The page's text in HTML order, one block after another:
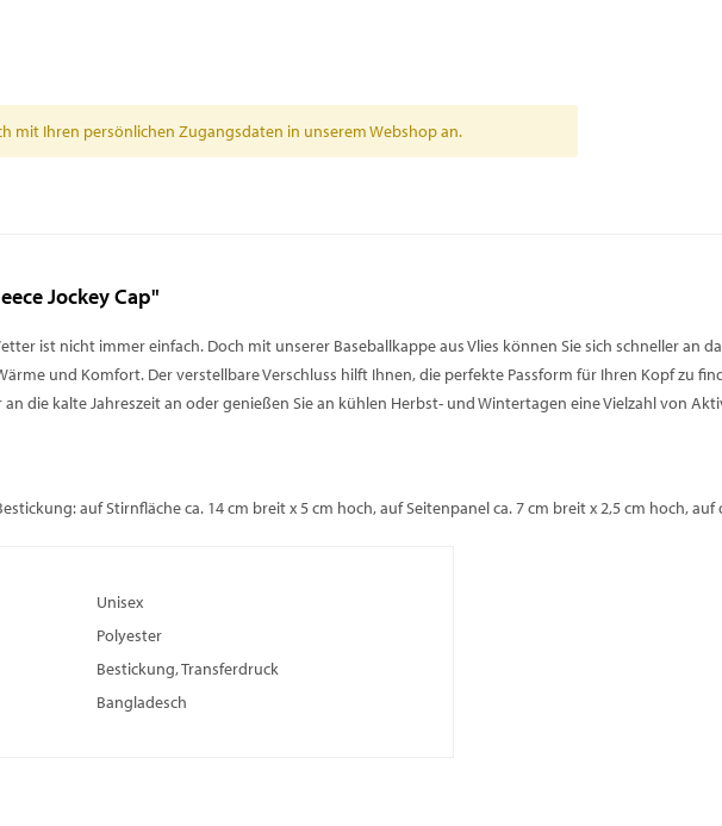
mit Ihren persönlichen Zugangsdaten in unserem Webshop an.
Jockey Cap"
ist nicht immer einfach. Doch mit unserer Baseballkappe aus Vlies können Sie sich schneller an
und Komfort. Der verstellbare Verschluss hilft Ihnen, die perfekte Passform für Ihren Kopf zu
an die kalte Jahreszeit an oder genießen Sie an kühlen Herbst- und Wintertagen eine Vielzahl von
auf Stirnfläche ca. 14 cm breit x 5 cm hoch, auf Seitenpanel ca. 7 cm breit x 2,5 cm hoch, auf
Unisex
Polyester
Bestickung, Transferdruck
Bangladesch